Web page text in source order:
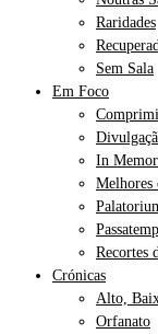
Raridades
Sem Sala
Em Foco
In
Melhores
Recortes
Crónicas
Alto,
Orfanato